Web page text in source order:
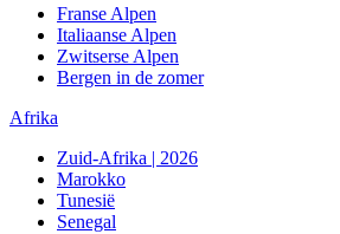
Franse Alpen
Italiaanse Alpen
Zwitserse Alpen
Bergen in de zomer
Afrika
Zuid-Afrika | 2026
Marokko
Tunesië
Senegal